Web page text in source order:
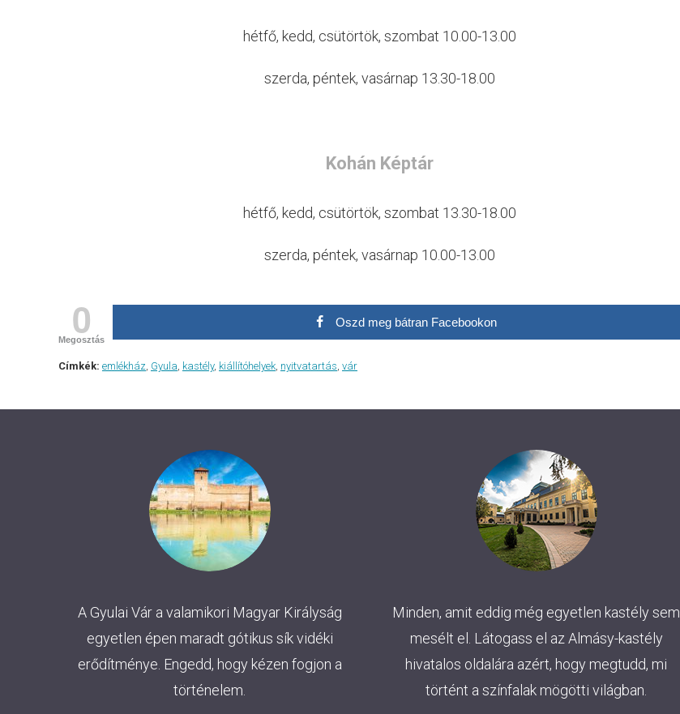
hétfő, kedd, csütörtök, szombat 10.00-13.00
szerda, péntek, vasárnap 13.30-18.00
Kohán Képtár
hétfő, kedd, csütörtök, szombat 13.30-18.00
szerda, péntek, vasárnap 10.00-13.00
0
Megosztás
Oszd meg bátran Facebookon
Címkék: emlékház, Gyula, kastély, kiállítóhelyek, nyitvatartás, vár
A Gyulai Vár a valamikori Magyar Királyság
egyetlen épen maradt gótikus sík vidéki
erődítménye. Engedd, hogy kézen fogjon a
történelem.
Minden, amit eddig még egyetlen kastély sem
mesélt el. Látogass el az Almásy-kastély
hivatalos oldalára azért, hogy megtudd, mi
történt a színfalak mögötti világban.